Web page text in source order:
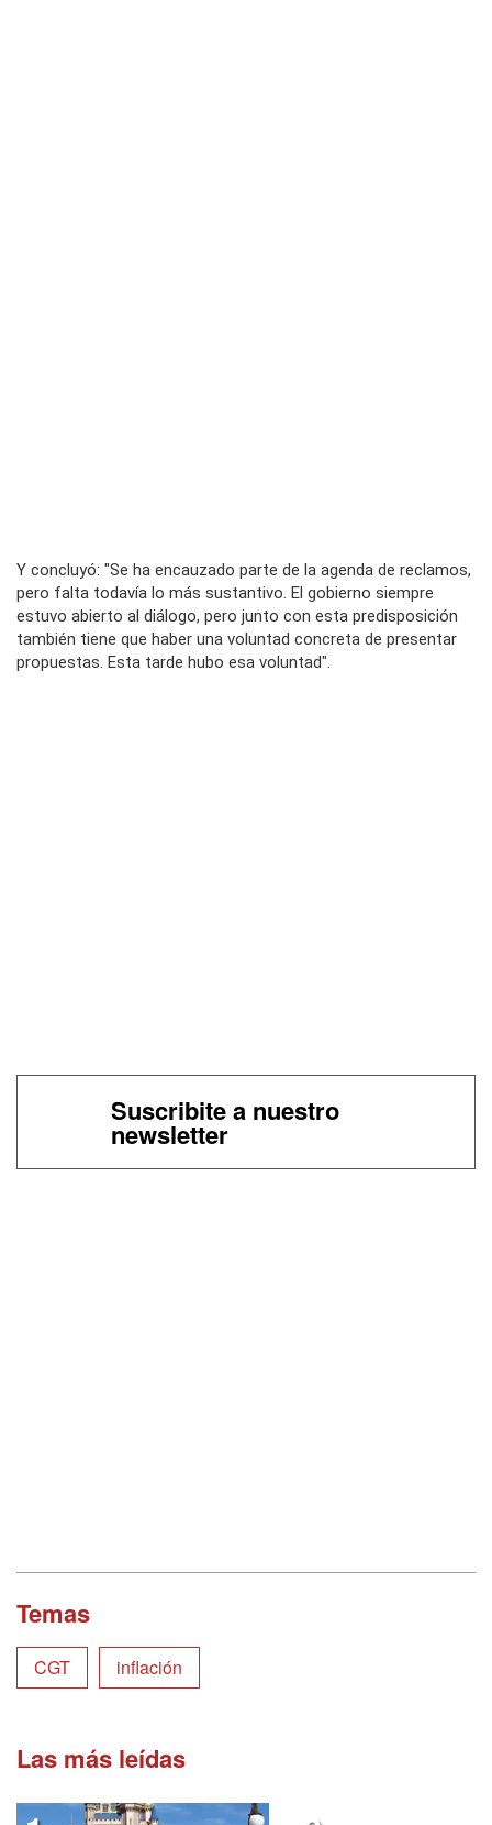
Y concluyó: "Se ha encauzado parte de la agenda de reclamos,
pero falta todavía lo más sustantivo. El gobierno siempre
estuvo abierto al diálogo, pero junto con esta predisposición
también tiene que haber una voluntad concreta de presentar
propuestas. Esta tarde hubo esa voluntad".
Suscribite a nuestro
newsletter
Temas
CGT inflación
Las más leídas